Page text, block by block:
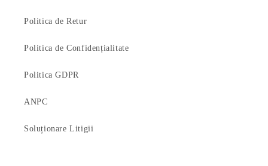
Politica de Retur
Politica de Confidențialitate
Politica GDPR
ANPC
Soluționare Litigii